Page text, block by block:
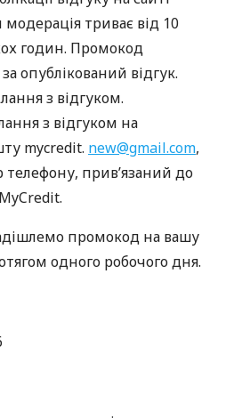
триває від 10
годин. Промокод
опублікований відгук.
з відгуком.
з відгуком на
mycredit. new@gmail.com,
прив’язаний до
промокод на вашу
одного робочого дня.